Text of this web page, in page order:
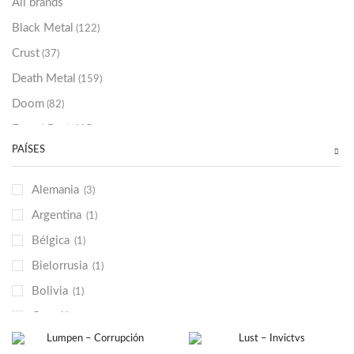
All brands
Black Metal (122)
Crust (37)
Death Metal (159)
Doom (82)
Grindcore
Sludge
PAÍSES
Alemania (3)
Argentina (1)
Bélgica (1)
Bielorrusia (1)
Bolivia (1)
Canadá
Chile (1)